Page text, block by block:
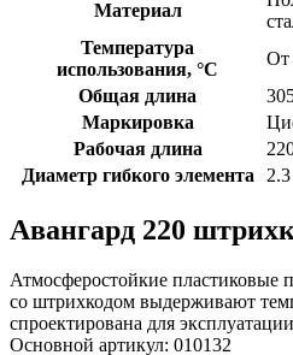
Материал
Температура
использования, °C
От
Общая длина
Маркировка
Рабочая длина
Диаметр гибкого элемента
Авангард 220
Атмосферостойкие пластиковые
со штрихкодом выдерживают
спроектирована для
Основной артикул: 010132